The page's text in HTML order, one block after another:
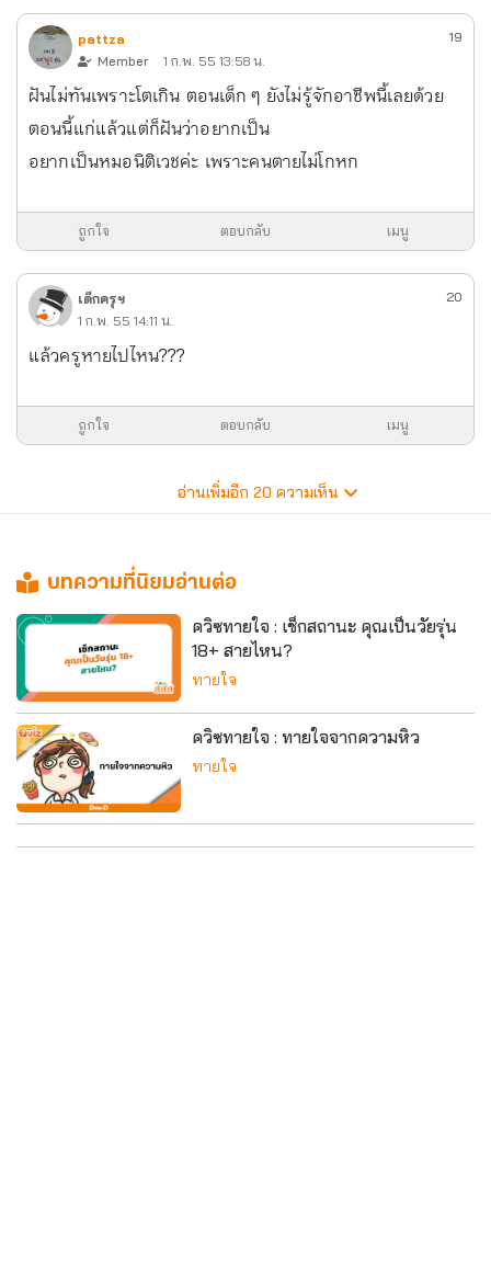
pattza
Member
1 ก.พ. 55 13:58 น.
19
ฝันไม่ทันเพราะโตเกิน ตอนเด็ก ๆ ยังไม่รู้จักอาชีพนี้เลยด้วย
ตอนนี้แก่แล้วแต่ก็ฝันว่าอยากเป็น
อยากเป็นหมอนิติเวชค่ะ เพราะคนตายไม่โกหก
ถูกใจ ตอบกลับ เมนู
เด็กครุฯ
1 ก.พ. 55 14:11 น.
20
แล้วครูหายไปไหน???
ถูกใจ ตอบกลับ เมนู
อ่านเพิ่มอีก 20 ความเห็น
บทความที่นิยมอ่านต่อ
ควิซทายใจ : เช็กสถานะ คุณเป็นวัยรุ่น
18+ สายไหน?
ทายใจ
ควิซทายใจ : ทายใจจากความหิว
ทายใจ